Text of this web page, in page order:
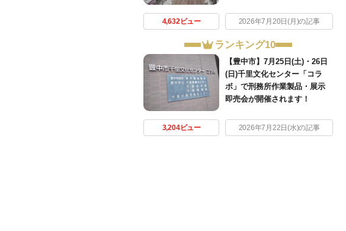
4,632ビュー 2026年7月20日(月)の記事
ランキング10
【豊中市】7月25日(土)・26日
(日)千里文化センター「コラ
ボ」で刑務所作業製品・展示
即売会が開催されます！
3,204ビュー 2026年7月22日(水)の記事